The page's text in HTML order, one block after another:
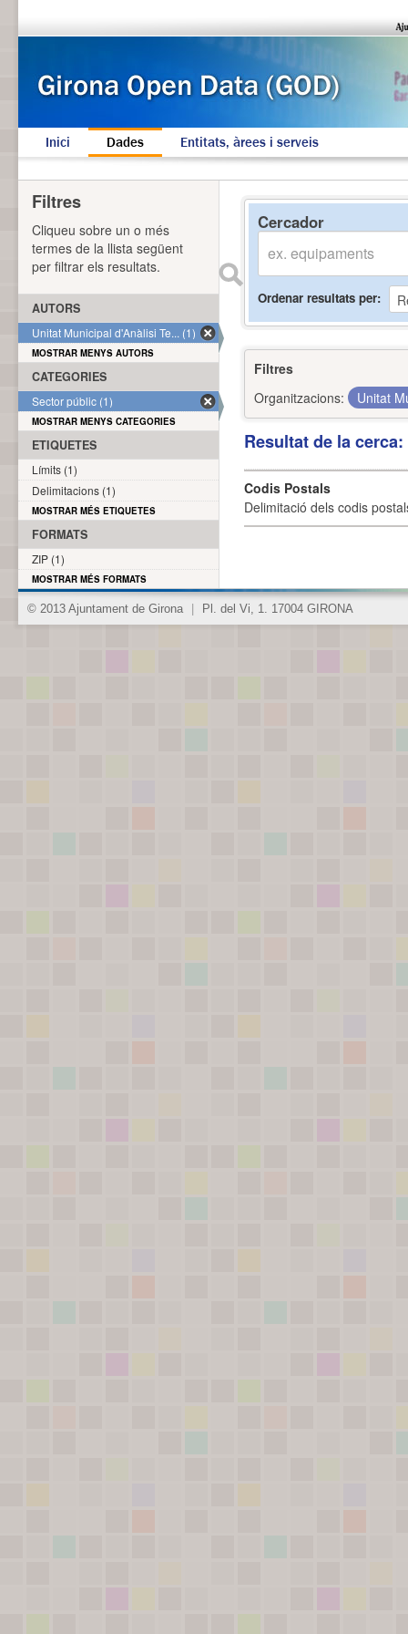
Inici Dades Entitats, àrees i serveis
Cercador
Ordenar resultats per
Filtres
Organitzacions:
Unitat
Resultat de la
Codis Postals
Delimitació dels codis
Filtres
Cliqueu sobre un o més
termes de la llista següent
per filtrar els resultats.
AUTORS
Unitat Municipal d'Anàlisi Te... (1)
MOSTRAR MENYS AUTORS
CATEGORIES
Sector públic (1)
MOSTRAR MENYS CATEGORIES
ETIQUETES
Límits (1)
Delimitacions (1)
MOSTRAR MÉS ETIQUETES
FORMATS
ZIP (1)
MOSTRAR MÉS FORMATS
© 2013 Ajuntament de Girona Pl. del Vi, 1. 17004 GIRONA